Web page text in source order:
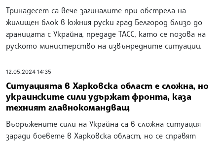
Тринадесет са вече загиналите при обстрела на
жилищен блок в южния руски град Белгород близо до
границата с Украйна, предаде ТАСС, като се позова на
руското министерство на извънредните ситуации.
12.05.2024 14:35
Ситуацията в Харковска област е сложна, но
украинските сили удържат фронта, каза
техният главнокомандващ
Въоръжените сили на Украйна са в сложна ситуация
заради боевете в Харковска област, но се справят